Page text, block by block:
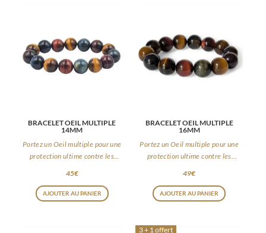
BRACELET OEIL MULTIPLE
14MM
Portez un Oeil multiple pour une
protection ultime contre les
45€
AJOUTER AU PANIER
BRACELET OEIL MULTIPLE
16MM
Portez un Oeil multiple pour une
protection ultime contre les
49€
AJOUTER AU PANIER
3 + 1 offert